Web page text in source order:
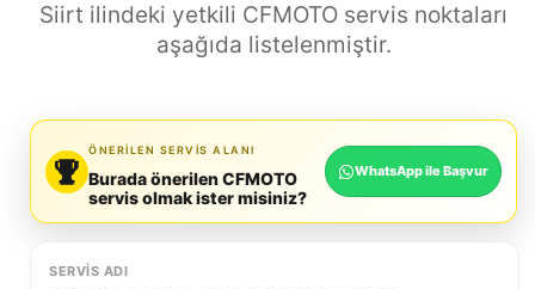
Siirt ilindeki yetkili CFMOTO servis noktaları
aşağıda listelenmiştir.
ÖNERILEN SERVIS ALANI
Burada önerilen CFMOTO
servis olmak ister misiniz?
WhatsApp ile Başvur